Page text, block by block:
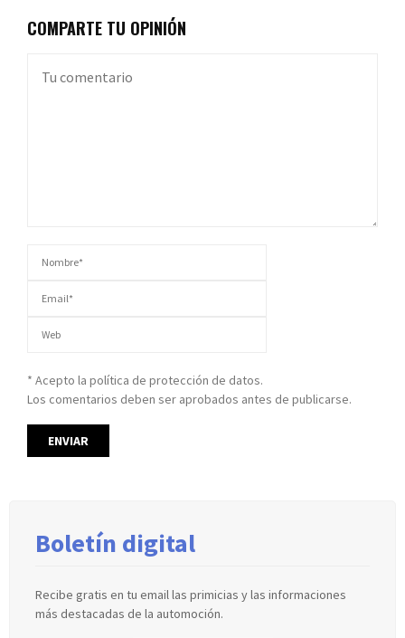
COMPARTE TU OPINIÓN
* Acepto la política de protección de datos.
Los comentarios deben ser aprobados antes de publicarse.
Boletín digital
Recibe gratis en tu email las primicias y las informaciones
más destacadas de la automoción.